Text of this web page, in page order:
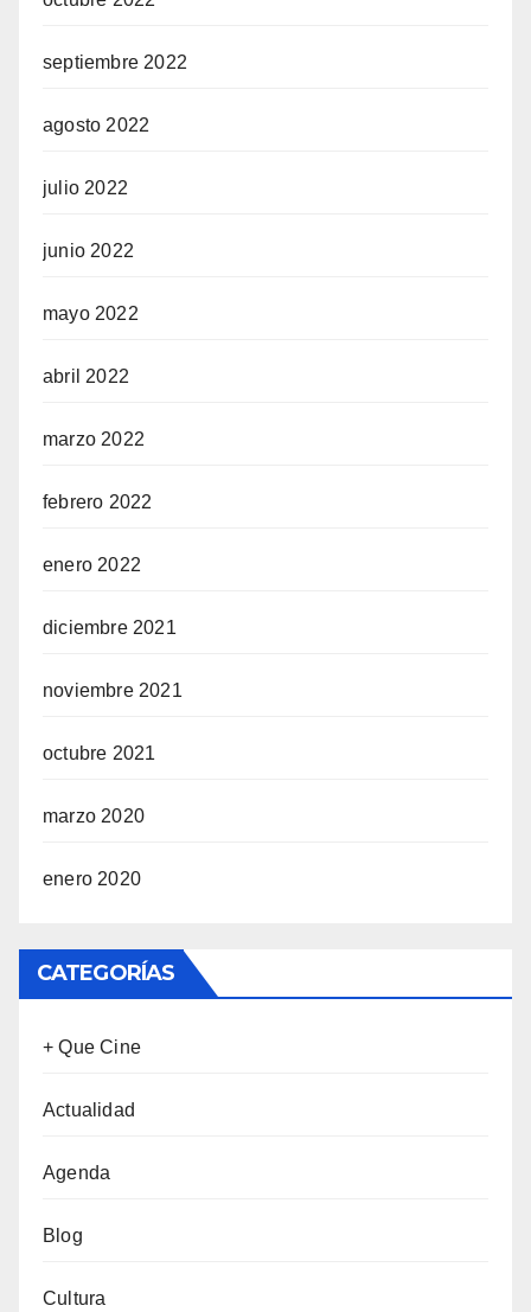
septiembre 2022
agosto 2022
julio 2022
junio 2022
mayo 2022
abril 2022
marzo 2022
febrero 2022
enero 2022
diciembre 2021
noviembre 2021
octubre 2021
marzo 2020
enero 2020
CATEGORÍAS
+ Que Cine
Actualidad
Agenda
Blog
Cultura